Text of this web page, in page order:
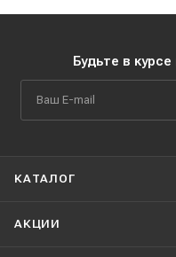
Будьте в
КАТАЛОГ
АКЦИИ